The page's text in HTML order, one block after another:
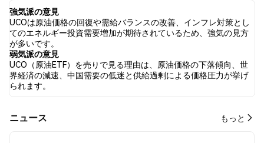
は 強気 でした。 最後に、UCO に関するニュース記事が 0 件公開
されました。 Twitterでは、40.00% のツイートが強気の感情を示
し、0.00% のツイートが弱気の感情を示しました。 60.00% のツイ
ートは UCO に対して中立的でした。 これらの感情分析は 15 件の
ツイートに基づいています。
強気派の意見
UCOは原油価格の回復や需給バランスの改善、インフレ対策とし
てのエネルギー投資需要増加が期待されているため、強気の見方
が多いです。
弱気派の意見
UCO（原油ETF）を売りで見る理由は、原油価格の下落傾向、世
界経済の減速、中国需要の低迷と供給過剰による価格圧力が挙げ
られます。
​​ニュース​​ もっと